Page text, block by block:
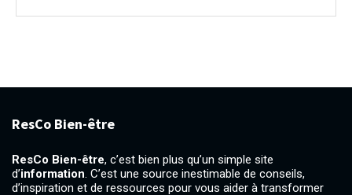
ResCo Bien-être
ResCo Bien-être, c’est bien plus qu’un simple site
d’information. C’est une source inestimable de conseils,
d’inspiration et de ressources pour vous aider à transformer